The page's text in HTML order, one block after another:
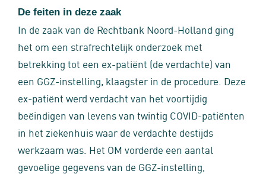
De feiten in deze zaak
In de zaak van de Rechtbank Noord-Holland ging
het om een strafrechtelijk onderzoek met
betrekking tot een ex-patiënt (de verdachte) van
een GGZ-instelling, klaagster in de procedure. Deze
ex-patiënt werd verdacht van het voortijdig
beëindigen van levens van twintig COVID-patiënten
in het ziekenhuis waar de verdachte destijds
werkzaam was. Het OM vorderde een aantal
gevoelige gegevens van de GGZ-instelling,